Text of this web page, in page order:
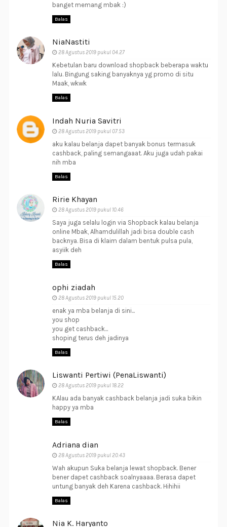
banget memang mbak :)
Balas
NiaNastiti
28 Agustus 2019 pukul 04.27
Kebetulan baru download shopback beberapa waktu
lalu. Bingung saking banyaknya yg promo di situ
Maak, wkwk
Balas
Indah Nuria Savitri
28 Agustus 2019 pukul 07.53
aku kalau belanja dapet banyak bonus termasuk
cashback, paling semangaaat. Aku juga udah pakai
nih mba
Balas
Ririe Khayan
28 Agustus 2019 pukul 10.46
Saya juga selalu login via Shopback kalau belanja
online Mbak, Alhamdulillah jadi bisa double cash
backnya. Bisa di klaim dalam bentuk pulsa pula,
asyiik deh
Balas
ophi ziadah
28 Agustus 2019 pukul 15.20
enak ya mba belanja di sini...
you shop
you get cashback...
shoping terus deh jadinya
Balas
Liswanti Pertiwi (PenaLiswanti)
28 Agustus 2019 pukul 18.22
KAlau ada banyak cashback belanja jadi suka bikin
happy ya mba
Balas
Adriana dian
28 Agustus 2019 pukul 20.43
Wah akupun Suka belanja lewat shopback. Bener
bener dapet cashback soalnyaaaa. Berasa dapet
untung banyak deh Karena cashback. Hihihii
Balas
Nia K. Haryanto